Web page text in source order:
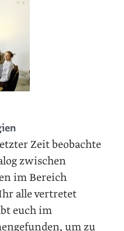
Zeit beobachte
zwischen
im Bereich
alle vertretet
euch im
um zu